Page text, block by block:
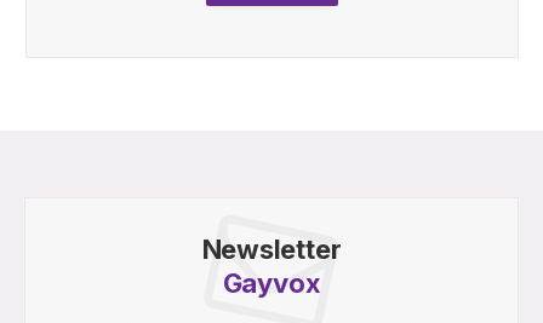
Newsletter
Gayvox